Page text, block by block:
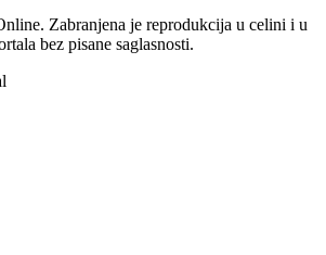
Zabranjena je reprodukcija u celini i u
bez pisane saglasnosti.